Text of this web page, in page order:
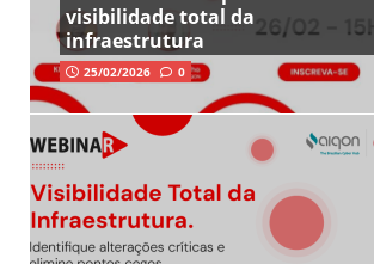
visibilidade total da
infraestrutura
25/02/2026 0